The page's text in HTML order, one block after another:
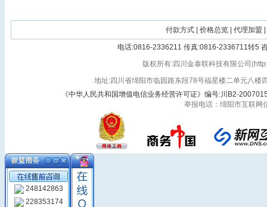
付款方式 价格总览 代理加盟
电话:0816-2336211 传真:0816-2336711转5
版权所有:四川金泰联科技有限公司
地址:四川省绵阳市临园路东段78号福星楼二单元八楼
《中华人民共和国增值电信业务经营许可证》编号:川B2-
举报电话：绵阳市互联网
248142863
228353174